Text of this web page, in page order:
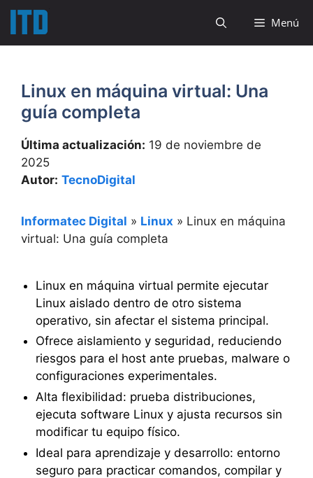
Saltar
contenido
Menú
Linux en máquina virtual: Una
guía completa
Última actualización: 19 de noviembre de
2025
Autor: TecnoDigital
Informatec Digital » Linux » Linux en máquina
virtual: Una guía completa
Linux en máquina virtual permite ejecutar
Linux aislado dentro de otro sistema
operativo, sin afectar el sistema principal.
Ofrece aislamiento y seguridad, reduciendo
riesgos para el host ante pruebas, malware o
configuraciones experimentales.
Alta flexibilidad: prueba distribuciones,
ejecuta software Linux y ajusta recursos sin
modificar tu equipo físico.
Ideal para aprendizaje y desarrollo: entorno
seguro para practicar comandos, compilar y